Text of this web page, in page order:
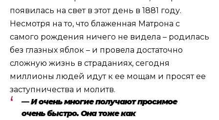
появилась на свет в этот день в 1881 году.
Несмотря на то, что блаженная Матрона с
самого рождения ничего не видела – родилась
без глазных яблок – и провела достаточно
сложную жизнь в страданиях, сегодня
миллионы людей идут к ее мощам и просят ее
заступничества и молитв.
—И очень многие получают просимое
очень быстро. Она тоже как